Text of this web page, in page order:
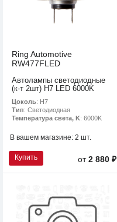
Ring Automotive
RW477FLED
Автолампы светодиодные
(к-т 2шт) H7 LED 6000K
Цоколь: H7
Тип: Светодиодная
Температура света, K: 6000K
В вашем магазине: 2 шт.
Купить от2 880 ₽